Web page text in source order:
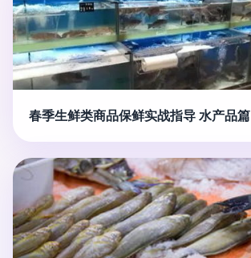
春季生鲜类商品保鲜实战指导 水产品篇